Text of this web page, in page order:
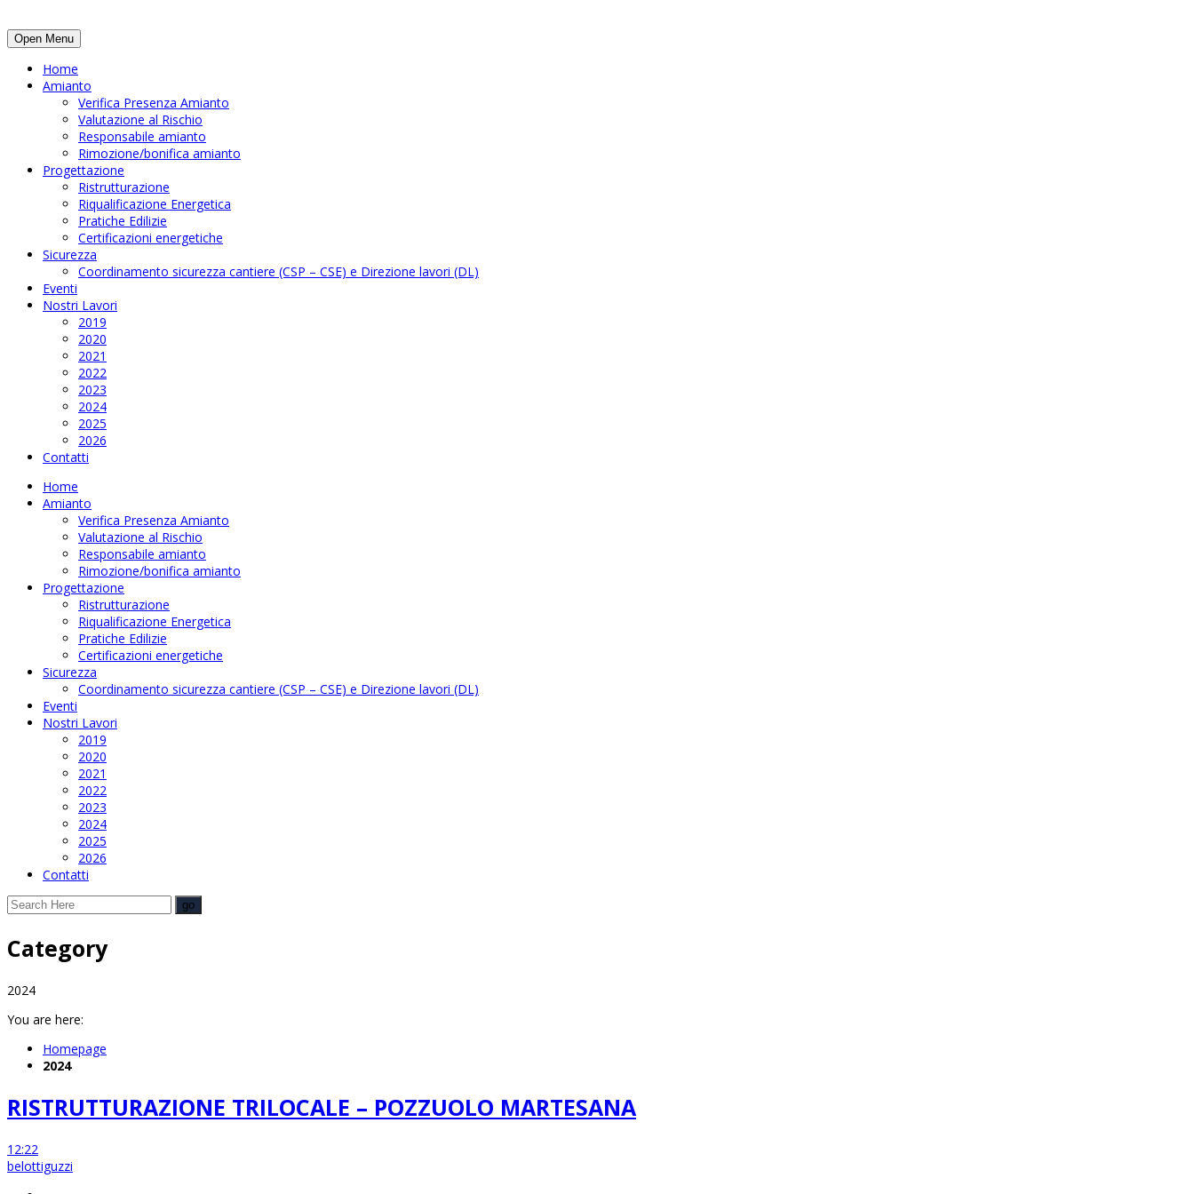
Open Menu
Home
Amianto
Verifica Presenza Amianto
Valutazione al Rischio
Responsabile amianto
Rimozione/bonifica amianto
Progettazione
Ristrutturazione
Riqualificazione Energetica
Pratiche Edilizie
Certificazioni energetiche
Sicurezza
Coordinamento sicurezza cantiere (CSP – CSE) e Direzione lavori (DL)
Eventi
Nostri Lavori
2019
2020
2021
2022
2023
2024
2025
2026
Contatti
Home
Amianto
Verifica Presenza Amianto
Valutazione al Rischio
Responsabile amianto
Rimozione/bonifica amianto
Progettazione
Ristrutturazione
Riqualificazione Energetica
Pratiche Edilizie
Certificazioni energetiche
Sicurezza
Coordinamento sicurezza cantiere (CSP – CSE) e Direzione lavori (DL)
Eventi
Nostri Lavori
2019
2020
2021
2022
2023
2024
2025
2026
Contatti
Category
2024
You are here:
Homepage
2024
RISTRUTTURAZIONE TRILOCALE – POZZUOLO MARTESANA
12:22
belottiguzzi